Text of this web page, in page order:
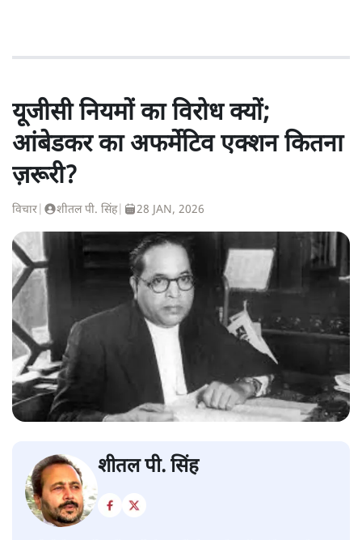
यूजीसी नियमों का विरोध क्यों;
आंबेडकर का अफर्मेटिव एक्शन कितना
ज़रूरी?
विचार शीतल पी. सिंह| 28 JAN, 2026
शीतल पी. सिंह